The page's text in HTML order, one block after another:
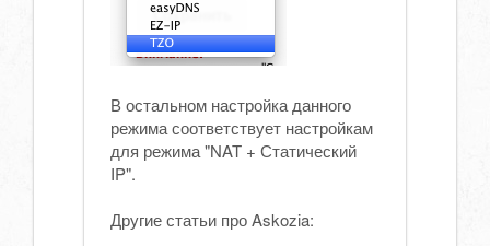
В остальном настройка данного
режима соответствует настройкам
для режима "NAT + Статический
IP".
Другие статьи про Askozia: